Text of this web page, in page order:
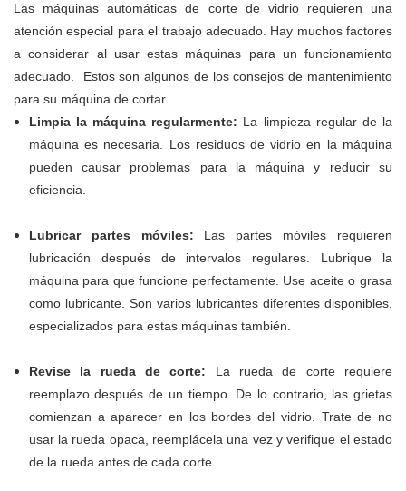
Las máquinas automáticas de corte de vidrio requieren una
atención especial para el trabajo adecuado. Hay muchos factores
a considerar al usar estas máquinas para un funcionamiento
adecuado. Estos son algunos de los consejos de mantenimiento
para su máquina de cortar.
Limpia la máquina regularmente: La limpieza regular de la
máquina es necesaria. Los residuos de vidrio en la máquina
pueden causar problemas para la máquina y reducir su
eficiencia.
Lubricar partes móviles: Las partes móviles requieren
lubricación después de intervalos regulares. Lubrique la
máquina para que funcione perfectamente. Use aceite o grasa
como lubricante. Son varios lubricantes diferentes disponibles,
especializados para estas máquinas también.
Revise la rueda de corte: La rueda de corte requiere
reemplazo después de un tiempo. De lo contrario, las grietas
comienzan a aparecer en los bordes del vidrio. Trate de no
usar la rueda opaca, reemplácela una vez y verifique el estado
de la rueda antes de cada corte.